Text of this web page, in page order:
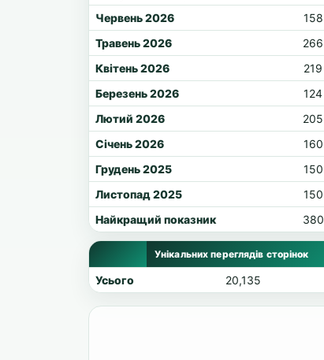
Червень 2026
158
Травень 2026
266
Квітень 2026
219
Березень 2026
124
Лютий 2026
205
Січень 2026
160
Грудень 2025
150
Листопад 2025
150
Найкращий показник
380
Унікальних переглядів сторінок
Усього 20,135